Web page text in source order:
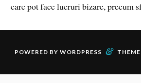
care pot face lucruri bizare,
POWERED BY WORDPRESS &